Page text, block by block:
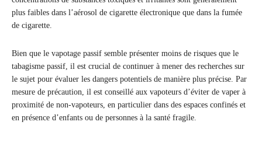
plus faibles dans l’aérosol de cigarette électronique que dans la fumée
de cigarette.
Bien que le vapotage passif semble présenter moins de risques que le
tabagisme passif, il est crucial de continuer à mener des recherches sur
le sujet pour évaluer les dangers potentiels de manière plus précise. Par
mesure de précaution, il est conseillé aux vapoteurs d’éviter de vaper à
proximité de non-vapoteurs, en particulier dans des espaces confinés et
en présence d’enfants ou de personnes à la santé fragile.